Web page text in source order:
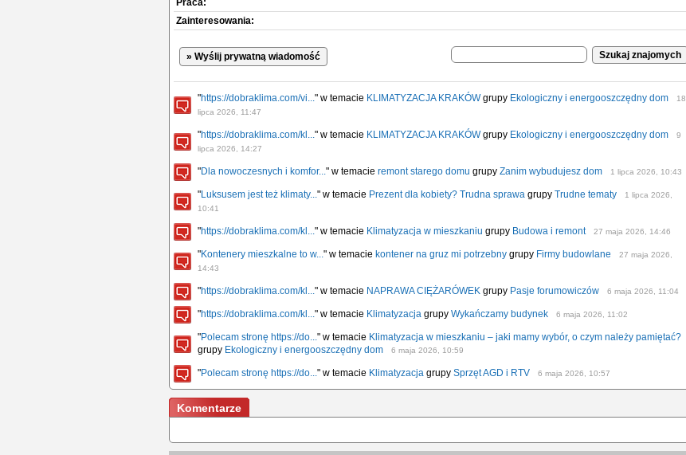
Praca:
Zainteresowania:
» Wyślij prywatną wiadomość
"https://dobraklima.com/vi..." w temacie KLIMATYZACJA KRAKÓWgrupy Ekologiczny i energooszczędny dom
18
lipca 2026, 11:47
"https://dobraklima.com/kl..." w temacie KLIMATYZACJA KRAKÓWgrupy Ekologiczny i energooszczędny dom
9
lipca 2026, 14:27
"Dla nowoczesnych i komfor..." w temacie remont starego domu grupy Zanim wybudujesz dom 1 lipca 2026, 10:43
"Luksusem jest też klimaty..." w temacie Prezent dla kobiety? Trudna sprawa grupy Trudne tematy
1 lipca 2026,
10:41
"https://dobraklima.com/kl..." w temacie Klimatyzacja w mieszkaniu grupy Budowa i remont 27 maja 2026, 14:46
"Kontenery mieszkalne to w..." w temacie kontener na gruz mi potrzebny grupy Firmy budowlane
27 maja 2026,
14:43
"https://dobraklima.com/kl..." w temacie NAPRAWA CIĘŻARÓWEK grupy Pasje forumowiczów 6 maja 2026, 11:04
"https://dobraklima.com/kl..." w temacie Klimatyzacja grupy Wykańczamy budynek 6 maja 2026, 11:02
"Polecam stronę https://do..." w temacie Klimatyzacja w mieszkaniu – jaki mamy wybór, o czym należy pamiętać?
grupy Ekologiczny i energooszczędny dom 6 maja 2026, 10:59
"Polecam stronę https://do..." w temacie Klimatyzacja grupy Sprzęt AGD i RTV 6 maja 2026, 10:57
Komentarze